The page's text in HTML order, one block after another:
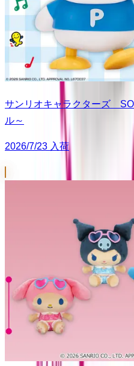
サンリオキャラクターズ
ル～
2026/7/23 入荷